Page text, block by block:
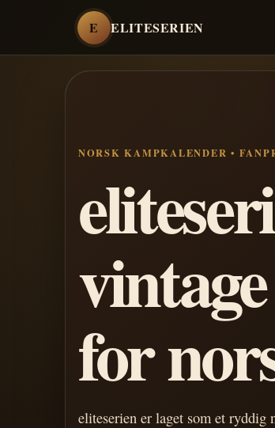
E ELITESERIEN
NORSK KAMPKALENDER •
for
eliteserien er laget som et ryddig